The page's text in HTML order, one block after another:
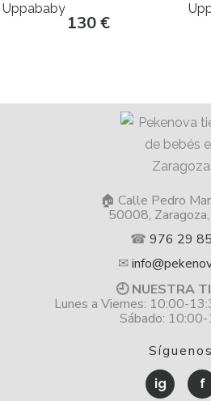
Uppababy
130€
🏠 Calle Pedro
50008,
☎ 976 29
✉
🕘 NUESTRA
Lunes a Viernes: 10:00-
Sábado:
Síguenos
ig f